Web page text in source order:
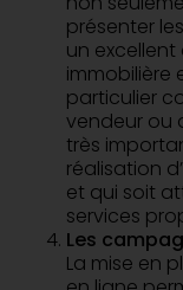
présenter
un
immobilière
particulier
vendeur ou
très
réalisation
et qui soit
services
Les
La mise en